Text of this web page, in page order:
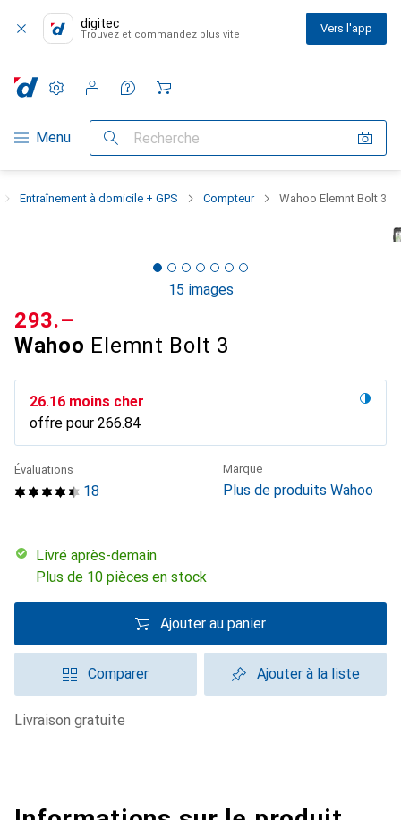
digitec
Trouvez et commandez plus vite Vers l'app
Navigation par catégorie
Menu Recherche
Paramètres
Compte client
Listes de comparaison
Listes d'envies
Panier
Entraînement à domicile + GPS Compteur Wahoo Elemnt Bolt 3
15 images
Wahoo Elemnt Bolt 3
CHF
293.–
CHF
26.16 moins cher
offre pour CHF
266.84
18
Évaluations Marque
Plus de produits Wahoo
Livré après-demain
Plus de 10 pièces en stock
Ajouter au panier
Comparer Ajouter à la liste
livraison gratuite